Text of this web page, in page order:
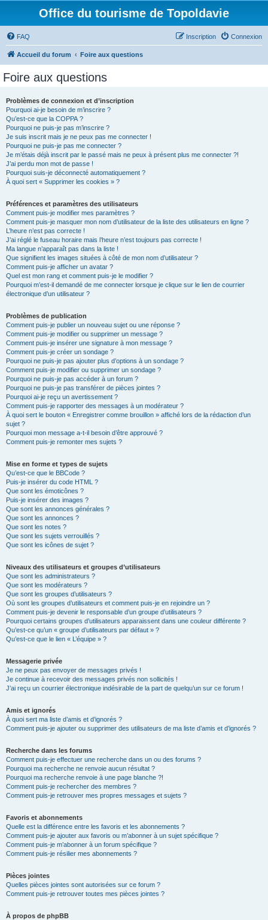
Office du tourisme de Topoldavie
FAQ Connexion
Inscription
Accueil du forum Foire aux questions
Foire aux questions
Problèmes de connexion et d’inscription
Pourquoi ai-je besoin de m’inscrire ?
Qu’est-ce que la COPPA ?
Pourquoi ne puis-je pas m’inscrire ?
Je suis inscrit mais je ne peux pas me connecter !
Pourquoi ne puis-je pas me connecter ?
Je m’étais déjà inscrit par le passé mais ne peux à présent plus me connecter ?!
J’ai perdu mon mot de passe !
Pourquoi suis-je déconnecté automatiquement ?
À quoi sert « Supprimer les cookies » ?
Préférences et paramètres des utilisateurs
Comment puis-je modifier mes paramètres ?
Comment puis-je masquer mon nom d’utilisateur de la liste des utilisateurs en ligne ?
L’heure n’est pas correcte !
J’ai réglé le fuseau horaire mais l’heure n’est toujours pas correcte !
Ma langue n’apparaît pas dans la liste !
Que signifient les images situées à côté de mon nom d’utilisateur ?
Comment puis-je afficher un avatar ?
Quel est mon rang et comment puis-je le modifier ?
Pourquoi m’est-il demandé de me connecter lorsque je clique sur le lien de courrier
électronique d’un utilisateur ?
Problèmes de publication
Comment puis-je publier un nouveau sujet ou une réponse ?
Comment puis-je modifier ou supprimer un message ?
Comment puis-je insérer une signature à mon message ?
Comment puis-je créer un sondage ?
Pourquoi ne puis-je pas ajouter plus d’options à un sondage ?
Comment puis-je modifier ou supprimer un sondage ?
Pourquoi ne puis-je pas accéder à un forum ?
Pourquoi ne puis-je pas transférer de pièces jointes ?
Pourquoi ai-je reçu un avertissement ?
Comment puis-je rapporter des messages à un modérateur ?
À quoi sert le bouton « Enregistrer comme brouillon » affiché lors de la rédaction d’un
sujet ?
Pourquoi mon message a-t-il besoin d’être approuvé ?
Comment puis-je remonter mes sujets ?
Mise en forme et types de sujets
Qu’est-ce que le BBCode ?
Puis-je insérer du code HTML ?
Que sont les émoticônes ?
Puis-je insérer des images ?
Que sont les annonces générales ?
Que sont les annonces ?
Que sont les notes ?
Que sont les sujets verrouillés ?
Que sont les icônes de sujet ?
Niveaux des utilisateurs et groupes d’utilisateurs
Que sont les administrateurs ?
Que sont les modérateurs ?
Que sont les groupes d’utilisateurs ?
Où sont les groupes d’utilisateurs et comment puis-je en rejoindre un ?
Comment puis-je devenir le responsable d’un groupe d’utilisateurs ?
Pourquoi certains groupes d’utilisateurs apparaissent dans une couleur différente ?
Qu’est-ce qu’un « groupe d’utilisateurs par défaut » ?
Qu’est-ce que le lien « L’équipe » ?
Messagerie privée
Je ne peux pas envoyer de messages privés !
Je continue à recevoir des messages privés non sollicités !
J’ai reçu un courrier électronique indésirable de la part de quelqu’un sur ce forum !
Amis et ignorés
À quoi sert ma liste d’amis et d’ignorés ?
Comment puis-je ajouter ou supprimer des utilisateurs de ma liste d’amis et d’ignorés ?
Recherche dans les forums
Comment puis-je effectuer une recherche dans un ou des forums ?
Pourquoi ma recherche ne renvoie aucun résultat ?
Pourquoi ma recherche renvoie à une page blanche ?!
Comment puis-je rechercher des membres ?
Comment puis-je retrouver mes propres messages et sujets ?
Favoris et abonnements
Quelle est la différence entre les favoris et les abonnements ?
Comment puis-je ajouter aux favoris ou m’abonner à un sujet spécifique ?
Comment puis-je m’abonner à un forum spécifique ?
Comment puis-je résilier mes abonnements ?
Pièces jointes
Quelles pièces jointes sont autorisées sur ce forum ?
Comment puis-je retrouver toutes mes pièces jointes ?
À propos de phpBB